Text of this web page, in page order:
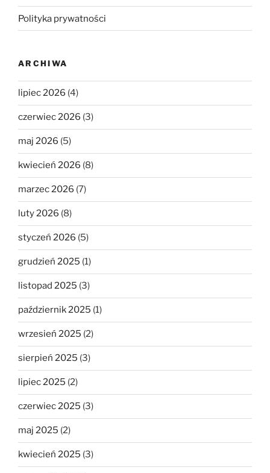
Polityka prywatności
ARCHIWA
lipiec 2026 (4)
czerwiec 2026 (3)
maj 2026 (5)
kwiecień 2026 (8)
marzec 2026 (7)
luty 2026 (8)
styczeń 2026 (5)
grudzień 2025 (1)
listopad 2025 (3)
październik 2025 (1)
wrzesień 2025 (2)
sierpień 2025 (3)
lipiec 2025 (2)
czerwiec 2025 (3)
maj 2025 (2)
kwiecień 2025 (3)